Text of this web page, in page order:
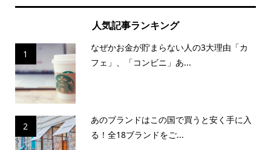
人気記事ランキング
1
なぜかお金が貯まらない人の3大理由「カ
フェ」、「コンビニ」あ...
2
あのブランドはこの国で買うと安く手に入
る！全18ブランドをご...